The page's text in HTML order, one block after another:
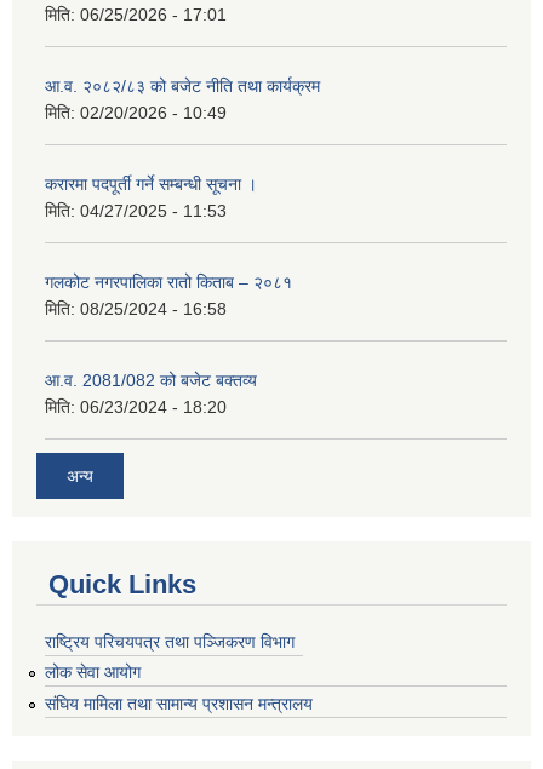
मिति: 06/25/2026 - 17:01
आ.व. २०८२/८३ को बजेट नीति तथा कार्यक्रम
मिति: 02/20/2026 - 10:49
करारमा पदपूर्ती गर्ने सम्बन्धी सूचना ।
मिति: 04/27/2025 - 11:53
गलकोट नगरपालिका रातो किताब – २०८१
मिति: 08/25/2024 - 16:58
आ.व. 2081/082 को बजेट बक्तव्य
मिति: 06/23/2024 - 18:20
अन्य
Quick Links
राष्ट्रिय परिचयपत्र तथा पञ्जिकरण विभाग
लोक सेवा आयोग
संघिय मामिला तथा सामान्य प्रशासन मन्त्रालय